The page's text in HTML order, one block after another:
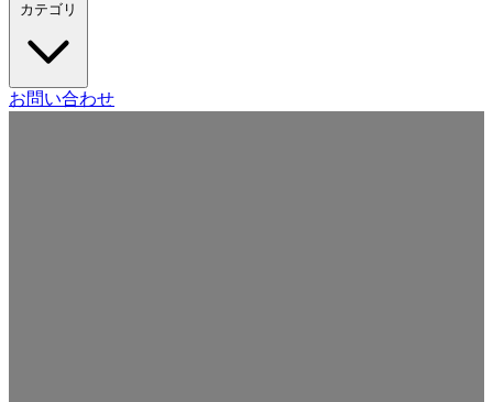
カテゴリ
Craft CMSMovable Type
お問い合わせ